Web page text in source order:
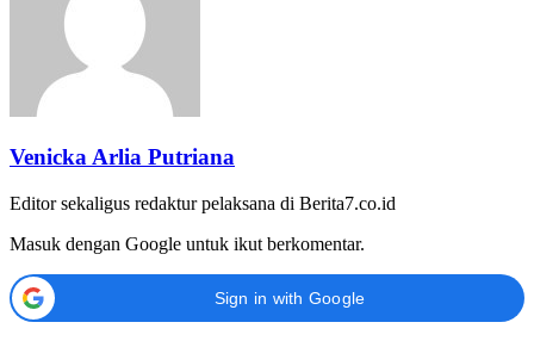
Venicka Arlia Putriana
Editor sekaligus redaktur pelaksana di Berita7.co.id
Masuk dengan Google untuk ikut berkomentar.
Sign in with Google